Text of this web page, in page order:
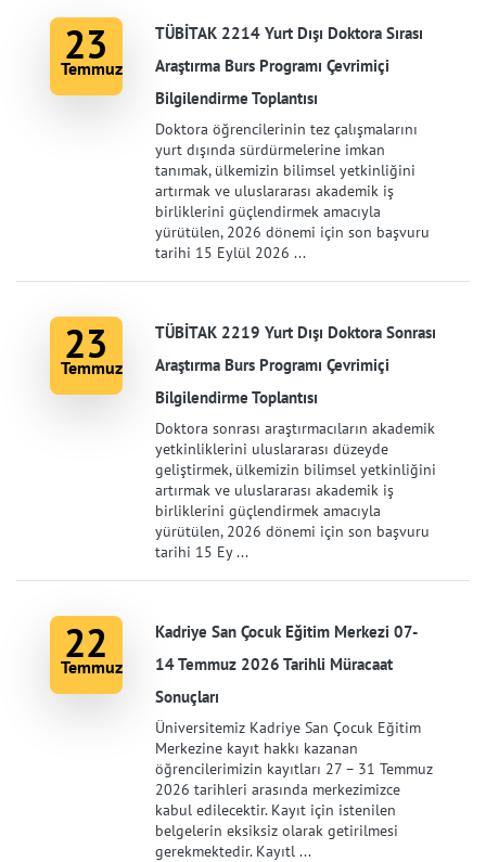
23
Temmuz
TÜBİTAK 2214 Yurt Dışı Doktora Sırası
Araştırma Burs Programı Çevrimiçi
Bilgilendirme Toplantısı
Doktora öğrencilerinin tez çalışmalarını
yurt dışında sürdürmelerine imkan
tanımak, ülkemizin bilimsel yetkinliğini
artırmak ve uluslararası akademik iş
birliklerini güçlendirmek amacıyla
yürütülen, 2026 dönemi için son başvuru
tarihi 15 Eylül 2026 ...
23
Temmuz
TÜBİTAK 2219 Yurt Dışı Doktora Sonrası
Araştırma Burs Programı Çevrimiçi
Bilgilendirme Toplantısı
Doktora sonrası araştırmacıların akademik
yetkinliklerini uluslararası düzeyde
geliştirmek, ülkemizin bilimsel yetkinliğini
artırmak ve uluslararası akademik iş
birliklerini güçlendirmek amacıyla
yürütülen, 2026 dönemi için son başvuru
tarihi 15 Ey ...
22
Temmuz
Kadriye San Çocuk Eğitim Merkezi 07-
14 Temmuz 2026 Tarihli Müracaat
Sonuçları
Üniversitemiz Kadriye San Çocuk Eğitim
Merkezine kayıt hakkı kazanan
öğrencilerimizin kayıtları 27 – 31 Temmuz
2026 tarihleri arasında merkezimizce
kabul edilecektir. Kayıt için istenilen
belgelerin eksiksiz olarak getirilmesi
gerekmektedir. Kayıtl ...